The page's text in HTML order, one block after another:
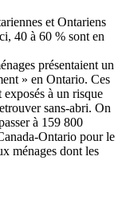
et Ontariens
40 à 60 % sont en
présentaient un
» en Ontario. Ces
à un risque
sans-abri. On
à 159 800
Ontario pour le
ménages dont les